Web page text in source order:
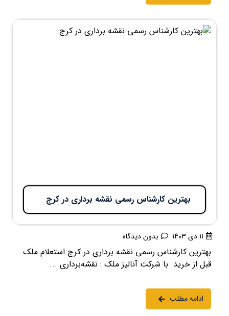
بهترین کارشناس رسمی نقشه برداری در کرج
11 دی 1403 بدون دیدگاه
بهترین کارشناس رسمی نقشه برداری در کرج استعلام ملک
قبل از خرید با شرکت آنالیز ملک : نقشه‌برداری ...
ادامه مطلب